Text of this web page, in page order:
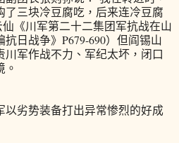
三块冷豆腐吃，后来连冷豆腐
《川军第二十二集团军抗战在山
日战争》P679-690）但阎锡山
军作战不力、军纪太坏，闭口
以劣势装备打出异常惨烈的好成